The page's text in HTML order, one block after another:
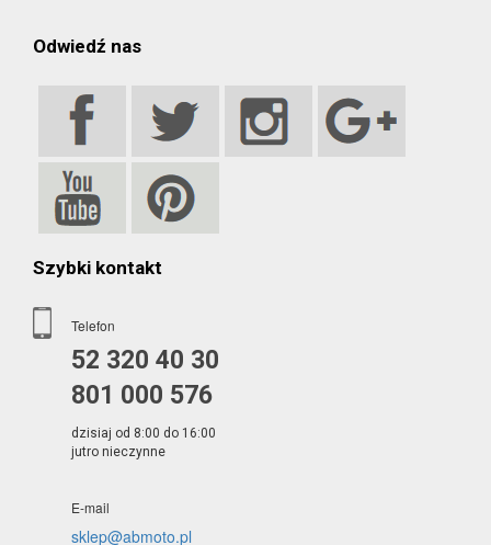
Odwiedź nas
Szybki kontakt
Telefon
52 320 40 30
801 000 576
dzisiaj od 8:00 do 16:00
jutro nieczynne
E-mail
sklep@abmoto.pl